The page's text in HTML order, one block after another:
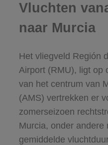
Vluchten
naar Murcia
Het vliegveld Región
Airport (RMU), ligt op
van het centrum van
(AMS) vertrekken er
zomerseizoen
Murcia, onder andere
gemiddelde